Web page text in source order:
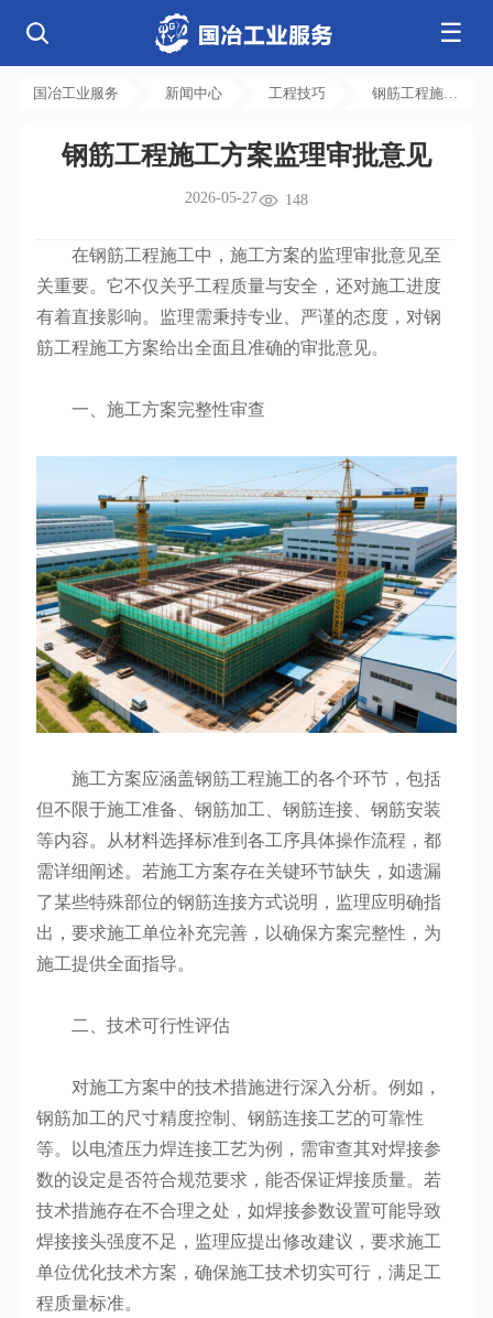
☰
公司简介
发展历程
核心业务
电气工程
钢结构工程
净化工程
弱电工程
消防工程
基控电箱
工程案例
芯片 • 半导体
人工智能 • 机器人
量子 • 脑机
其它
新闻中心
工程技巧
机电知识
安装教程
工业百科
工业问答
国冶工业服务 新闻中心 工程技巧
钢筋工程施工
意见
钢筋工程施工方案监理审批意见
2026-05-27 148
在钢筋工程施工中，施工方案的监理审批意见至
关重要。它不仅关乎工程质量与安全，还对施工进度
有着直接影响。监理需秉持专业、严谨的态度，对钢
筋工程施工方案给出全面且准确的审批意见。
一、施工方案完整性审查
施工方案应涵盖钢筋工程施工的各个环节，包括
但不限于施工准备、钢筋加工、钢筋连接、钢筋安装
等内容。从材料选择标准到各工序具体操作流程，都
需详细阐述。若施工方案存在关键环节缺失，如遗漏
了某些特殊部位的钢筋连接方式说明，监理应明确指
出，要求施工单位补充完善，以确保方案完整性，为
施工提供全面指导。
二、技术可行性评估
对施工方案中的技术措施进行深入分析。例如，
钢筋加工的尺寸精度控制、钢筋连接工艺的可靠性
等。以电渣压力焊连接工艺为例，需审查其对焊接参
数的设定是否符合规范要求，能否保证焊接质量。若
技术措施存在不合理之处，如焊接参数设置可能导致
焊接接头强度不足，监理应提出修改建议，要求施工
单位优化技术方案，确保施工技术切实可行，满足工
程质量标准。